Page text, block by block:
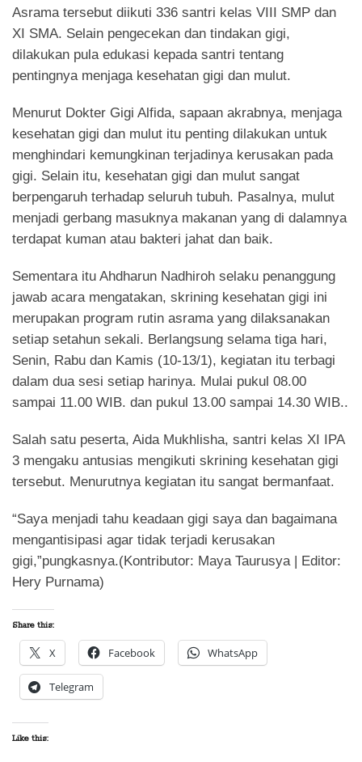
Asrama tersebut diikuti 336 santri kelas VIII SMP dan
XI SMA. Selain pengecekan dan tindakan gigi,
dilakukan pula edukasi kepada santri tentang
pentingnya menjaga kesehatan gigi dan mulut.
Menurut Dokter Gigi Alfida, sapaan akrabnya, menjaga
kesehatan gigi dan mulut itu penting dilakukan untuk
menghindari kemungkinan terjadinya kerusakan pada
gigi. Selain itu, kesehatan gigi dan mulut sangat
berpengaruh terhadap seluruh tubuh. Pasalnya, mulut
menjadi gerbang masuknya makanan yang di dalamnya
terdapat kuman atau bakteri jahat dan baik.
Sementara itu Ahdharun Nadhiroh selaku penanggung
jawab acara mengatakan, skrining kesehatan gigi ini
merupakan program rutin asrama yang dilaksanakan
setiap setahun sekali. Berlangsung selama tiga hari,
Senin, Rabu dan Kamis (10-13/1), kegiatan itu terbagi
dalam dua sesi setiap harinya. Mulai pukul 08.00
sampai 11.00 WIB. dan pukul 13.00 sampai 14.30 WIB..
Salah satu peserta, Aida Mukhlisha, santri kelas XI IPA
3 mengaku antusias mengikuti skrining kesehatan gigi
tersebut. Menurutnya kegiatan itu sangat bermanfaat.
“Saya menjadi tahu keadaan gigi saya dan bagaimana
mengantisipasi agar tidak terjadi kerusakan
gigi,”pungkasnya.(Kontributor: Maya Taurusya | Editor:
Hery Purnama)
Share this:
X Facebook WhatsApp
Telegram
Like this: